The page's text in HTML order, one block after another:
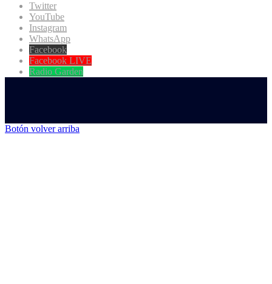
Twitter
YouTube
Instagram
WhatsApp
Facebook
Facebook LIVE
Radio Garden
Botón volver arriba